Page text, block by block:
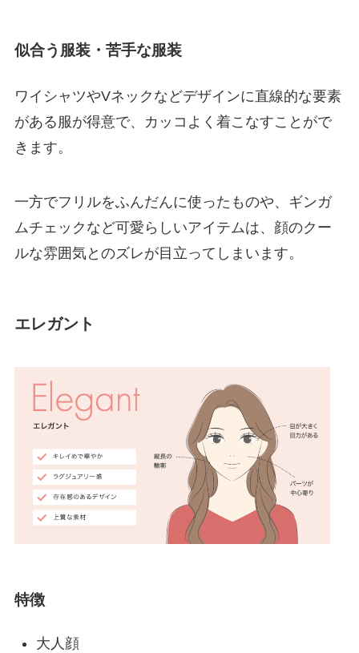
似合う服装・苦手な服装
ワイシャツやVネックなどデザインに直線的な要素
がある服が得意で、カッコよく着こなすことがで
きます。
一方でフリルをふんだんに使ったものや、ギンガ
ムチェックなど可愛らしいアイテムは、顔のクー
ルな雰囲気とのズレが目立ってしまいます。
エレガント
特徴
大人顔